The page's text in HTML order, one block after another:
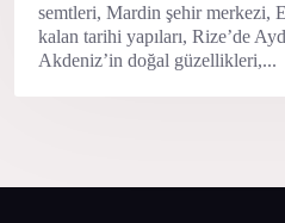
semtleri, Mardin şehir merkezi,
kalan tarihi yapıları, Rize’de
Akdeniz’in doğal güzellikleri,...